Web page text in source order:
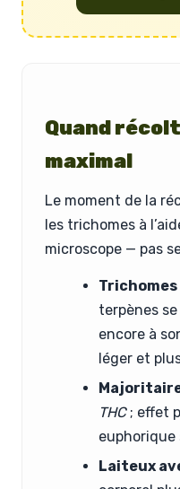
Quand
maximal
Le moment de la
les trichomes à
microscope — pas
terpènes
encore à
léger et
THC; effet
euphorique
Laiteux